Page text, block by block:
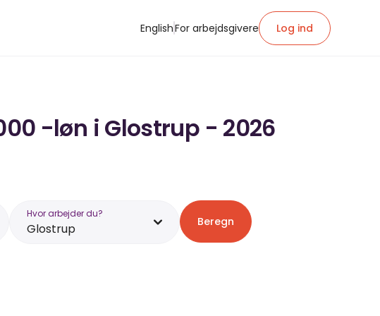
EnglishFor arbejdsgivere Log ind
-løn i Glostrup - 2026
Hvor arbejder du?
Glostrup Beregn